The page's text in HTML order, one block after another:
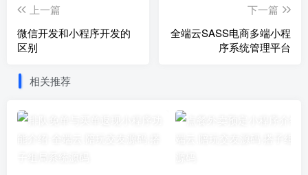
上一篇
微信开发和小程序开发的
区别
下一篇
全端云SASS电商多端小程
序系统管理平台
相关推荐